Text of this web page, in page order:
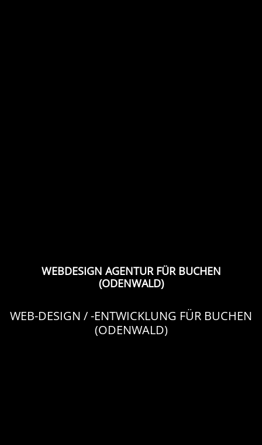
WEBDESIGN AGENTUR FÜR BUCHEN
(ODENWALD)
WEB-DESIGN / -ENTWICKLUNG FÜR BUCHEN
(ODENWALD)